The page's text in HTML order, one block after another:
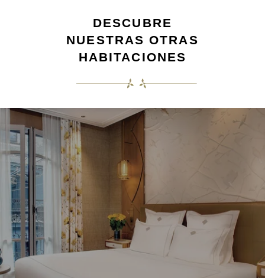
DESCUBRE
NUESTRAS OTRAS
HABITACIONES